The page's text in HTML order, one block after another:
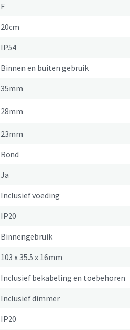
F
20cm
IP54
Binnen en buiten gebruik
35mm
28mm
23mm
Rond
Ja
Inclusief voeding
IP20
Binnengebruik
103 x 35.5 x 16mm
Inclusief bekabeling en toebehoren
Inclusief dimmer
IP20